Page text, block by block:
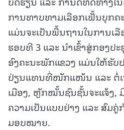
ການທາບທາມເລືອກເຟັ້ນບຸກຄ
ແມ່ນຈະເປັນພື້ນຖານໃນການເ
ຮອບທີ 3 ແລະ ນໍາເຂົ້າສູ່ກອງປ
ອົງຄະນະພັກແຂວງ ແມ່ນໃຫ້ຮັ
ປ່ຽນແທນທີ່ໜັກແໜ້ນ ແລະ ຕໍ່
ເມືອງ, ຫຼັກໝັ້ນຊົນຊັ້ນຈະແຈ້ງ,
ຄວາມເປັນແບບຢ່າງ ແລະ ສົ
ມອບໝາຍ.